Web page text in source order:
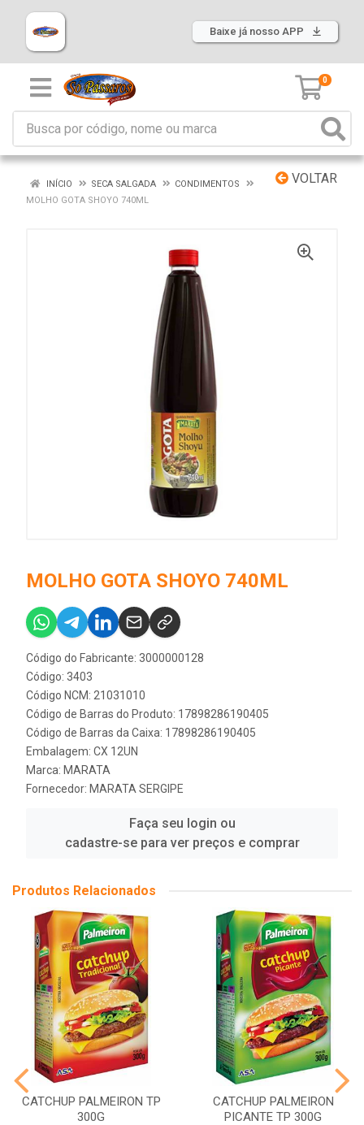
Baixe já nosso APP
0
VOLTAR
INÍCIO SECA SALGADA
CONDIMENTOS
MOLHO GOTA SHOYO 740ML
MOLHO GOTA SHOYO 740ML
Código do Fabricante: 3000000128
Código: 3403
Código NCM: 21031010
Código de Barras do Produto: 17898286190405
Código de Barras da Caixa: 17898286190405
Embalagem: CX 12UN
Marca: MARATA
Fornecedor: MARATA SERGIPE
Faça seu login ou
cadastre-se para ver preços e comprar
Produtos Relacionados
CATCHUP PALMEIRON TP
300G
CATCHUP PALMEIRON
PICANTE TP 300G